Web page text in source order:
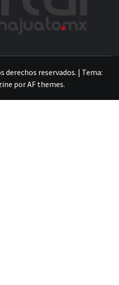
derechos reservados. | Tema:
porAF themes.